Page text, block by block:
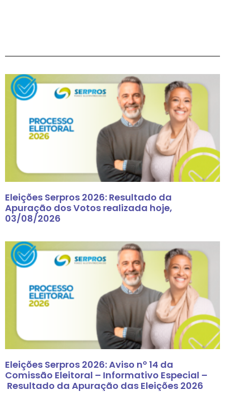
Eleições Serpros 2026: Resultado da
Apuração dos Votos realizada hoje,
03/08/2026
Eleições Serpros 2026: Aviso nº 14 da
Comissão Eleitoral – Informativo Especial –
Resultado da Apuração das Eleições 2026